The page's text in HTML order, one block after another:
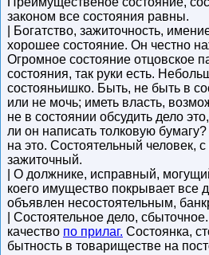
законом все состояния равны.
| Богатство, зажиточность,
хорошее состояние. Он честно
Огромное состояние отцовское
состояния, так руки есть.
состояньишко. Быть, не быть в
или не мочь; иметь власть,
не в состоянии обсудить дело
ли он написать толковую
на это. Состоятельный человек,
зажиточный.
| О должнике, исправный,
коего имущество покрывает все
объявлен несостоятельным,
| Состоятельное дело,
качество по прилаг. Состоянка,
бытность в товариществе на